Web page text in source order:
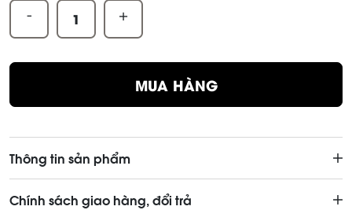
- +
MUA HÀNG
Thông tin sản phẩm
Chính sách giao hàng, đổi trả